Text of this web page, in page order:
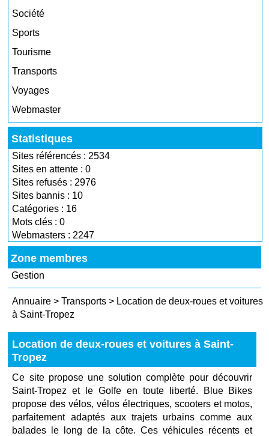
Société
Sports
Tourisme
Transports
Voyages
Webmaster
Statistiques
Sites référencés : 2534
Sites en attente : 0
Sites refusés : 2976
Sites bannis : 10
Catégories : 16
Mots clés : 0
Webmasters : 2247
Zone membres
Gestion
Annuaire >Transports > Location de deux-roues et voitures
à Saint-Tropez
Location de deux-roues et voitures à Saint-
Tropez
Ce site propose une solution complète pour découvrir
Saint-Tropez et le Golfe en toute liberté. Blue Bikes
propose des vélos, vélos électriques, scooters et motos,
parfaitement adaptés aux trajets urbains comme aux
balades le long de la côte. Ces véhicules récents et